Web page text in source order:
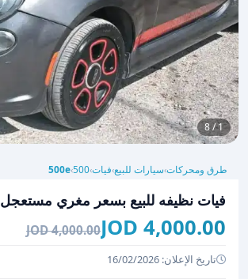
1 / 8
طرق ومحركات›سيارات للبيع›فيات›
500
›
500e
فيات نظيفه للبيع بسعر مغري مستعجل
4,000.00 JOD
4,000.00 JOD
تاريخ الإعلان: 16/02/2026